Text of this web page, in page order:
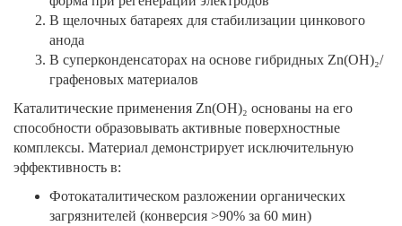
В щелочных батареях для стабилизации цинкового
анода
В суперконденсаторах на основе гибридных Zn(OH)₂/
графеновых материалов
Каталитические применения Zn(OH)₂ основаны на его
способности образовывать активные поверхностные
комплексы. Материал демонстрирует исключительную
эффективность в:
Фотокаталитическом разложении органических
загрязнителей (конверсия >90% за 60 мин)